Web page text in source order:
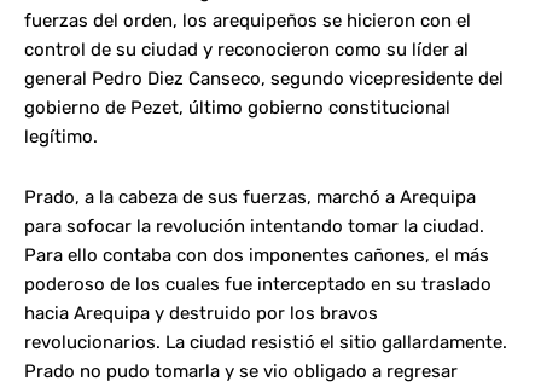
fuerzas del orden, los arequipeños se hicieron con el
control de su ciudad y reconocieron como su líder al
general Pedro Diez Canseco, segundo vicepresidente del
gobierno de Pezet, último gobierno constitucional
legítimo.
Prado, a la cabeza de sus fuerzas, marchó a Arequipa
para sofocar la revolución intentando tomar la ciudad.
Para ello contaba con dos imponentes cañones, el más
poderoso de los cuales fue interceptado en su traslado
hacia Arequipa y destruido por los bravos
revolucionarios. La ciudad resistió el sitio gallardamente.
Prado no pudo tomarla y se vio obligado a regresar